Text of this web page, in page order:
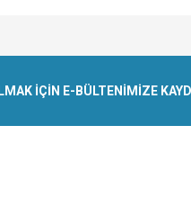
İÇİN E-BÜLTENİMİZE